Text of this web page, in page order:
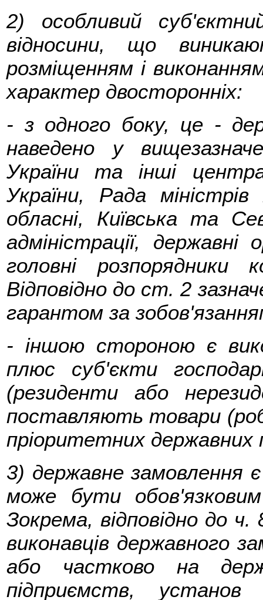
2) особливий
відносини, що
розміщенням і
характер двосторонніх:
- з одного боку, це -
наведено у
України та інші
України, Рада
обласні, Київська та
адміністрації,
головні
Відповідно до ст. 2
гарантом за
- іншою стороною є
плюс суб'єкти
(резиденти або
поставляють товари
пріоритетних державних
3) державне замовлення
може бути
Зокрема, відповідно до
виконавців державного
або частково на
підприємств, установ